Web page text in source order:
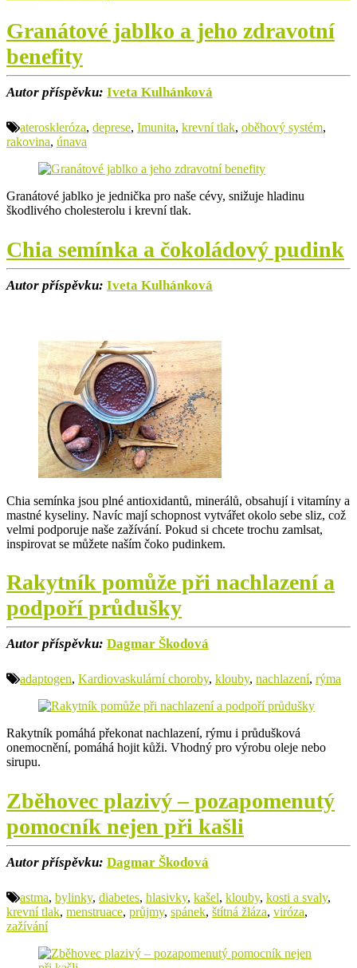
Granátové jablko a jeho zdravotní
benefity
Autor příspěvku: Iveta Kulhánková
ateroskleróza, deprese, Imunita, krevní tlak, oběhový systém,
rakovina, únava
Granátové jablko je jednička pro naše cévy, snižuje hladinu
škodlivého cholesterolu i krevní tlak.
Chia semínka a čokoládový pudink
Autor příspěvku: Iveta Kulhánková
Chia semínka jsou plné antioxidantů, minerálů, obsahují i vitamíny a
mastné kyseliny. Navíc mají schopnost vytvářet okolo sebe sliz, což
velmi podporuje naše zažívání. Pokud si chcete trochu zamlsat,
inspirovat se můžete naším čoko pudinkem.
Rakytník pomůže při nachlazení a
podpoří průdušky
Autor příspěvku: Dagmar Škodová
adaptogen, Kardiovaskulární choroby, klouby, nachlazení, rýma
Rakytník pomáhá překonat nachlazení, rýmu i průdušková
onemocnění, pomáhá hojit kůži. Vhodný pro výrobu oleje nebo
sirupu.
Zběhovec plazivý – pozapomenutý
pomocník nejen při kašli
Autor příspěvku: Dagmar Škodová
astma, bylinky, diabetes, hlasivky, kašel, klouby, kosti a svaly,
krevní tlak, menstruace, průjmy, spánek, štítná žláza, viróza,
zažívání